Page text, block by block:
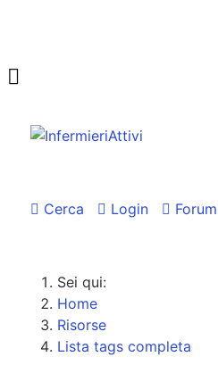
Cerca Login Forum
Sei qui:
Home
Risorse
Lista tags completa